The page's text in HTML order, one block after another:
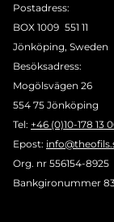
Postadress:
BOX 1009 551 11
Jönköping, Sweden
Besöksadress:
Mogölsvägen 26
554 75 Jönköping
Tel: +46 (0)10-178 13
Epost:
Org. nr 556154-8925
Bankgironummer